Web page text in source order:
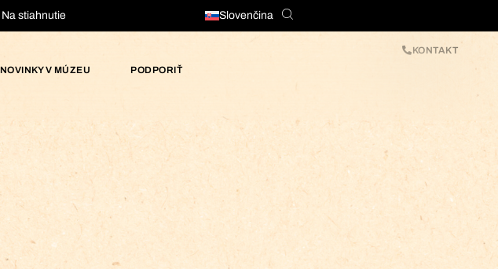
Na stiahnutie Slovenčina
NOVINKY V MÚZEU PODPORIŤ
KONTAKT